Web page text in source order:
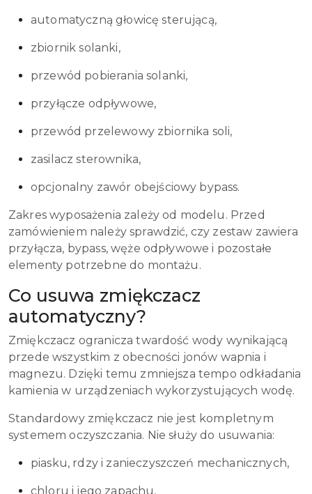
automatyczną głowicę sterującą,
zbiornik solanki,
przewód pobierania solanki,
przyłącze odpływowe,
przewód przelewowy zbiornika soli,
zasilacz sterownika,
opcjonalny zawór obejściowy bypass.
Zakres wyposażenia zależy od modelu. Przed
zamówieniem należy sprawdzić, czy zestaw zawiera
przyłącza, bypass, węże odpływowe i pozostałe
elementy potrzebne do montażu.
Co usuwa zmiękczacz
automatyczny?
Zmiękczacz ogranicza twardość wody wynikającą
przede wszystkim z obecności jonów wapnia i
magnezu. Dzięki temu zmniejsza tempo odkładania
kamienia w urządzeniach wykorzystujących wodę.
Standardowy zmiękczacz nie jest kompletnym
systemem oczyszczania. Nie służy do usuwania:
piasku, rdzy i zanieczyszczeń mechanicznych,
chloru i jego zapachu,